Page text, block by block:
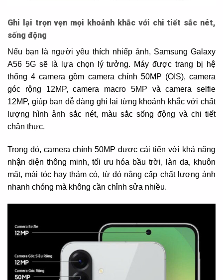
Ghi lại trọn vẹn mọi khoảnh khắc với chi tiết sắc nét,
sống động
Nếu bạn là người yêu thích nhiếp ảnh, Samsung Galaxy
A56 5G sẽ là lựa chọn lý tưởng. Máy được trang bị hệ
thống 4 camera gồm camera chính 50MP (OIS), camera
góc rộng 12MP, camera macro 5MP và camera selfie
12MP, giúp bạn dễ dàng ghi lại từng khoảnh khắc với chất
lượng hình ảnh sắc nét, màu sắc sống động và chi tiết
chân thực.
Trong đó, camera chính 50MP được cải tiến với khả năng
nhận diện thông minh, tối ưu hóa bầu trời, làn da, khuôn
mặt, mái tóc hay thảm cỏ, từ đó nâng cấp chất lượng ảnh
nhanh chóng mà không cần chỉnh sửa nhiều.